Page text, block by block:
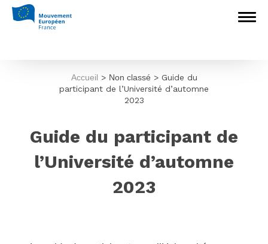
Accueil > Non classé > Guide du
participant de l’Université d’automne
2023
Guide du participant de
l’Université d’automne
2023